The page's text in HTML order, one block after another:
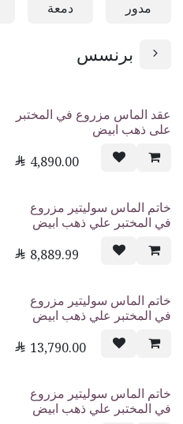
مدور دمعة
برنسس
عقد الماس مزروع في المختبر
على ذهب ابيض
 4,890.00
خاتم الماس سوليتير مزروع
في المختبر علي ذهب ابيض
 8,889.99
خاتم الماس سوليتير مزروع
في المختبر علي ذهب ابيض
 13,790.00
خاتم الماس سوليتير مزروع
في المختبر علي ذهب ابيض